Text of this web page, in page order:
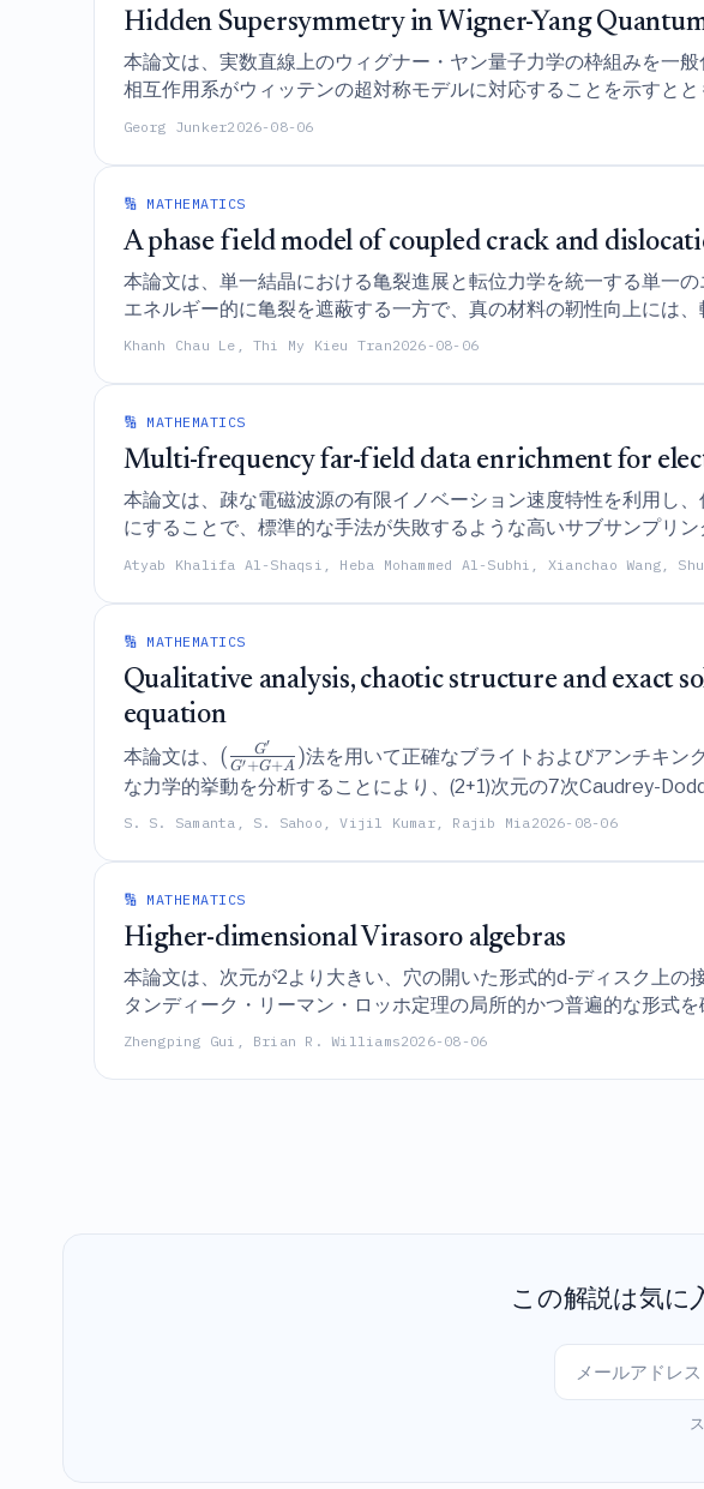
Hidden Supersymmetry in Wigner-Yang
本論文は、実数直線上のウィグナー・ヤン量子力学の枠組みを一
相互作用系がウィッテンの超対称モデルに対応することを示すと
シャルの間のフック・ニュートン双対性を確立するものである。
Georg Junker2026-08-06
🔢 MATHEMATICS
A phase field model of coupled crack and
本論文は、単一結晶における亀裂進展と転位力学を統一する単一
エネルギー的に亀裂を遮蔽する一方で、真の材料の靭性向上には
いる。
Khanh Chau Le, Thi My Kieu Tran2026-08-06
🔢 MATHEMATICS
Multi-frequency far-field data enrichment for
本論文は、疎な電磁波源の有限イノベーション速度特性を利用し
にすることで、標準的な手法が失敗するような高いサブサンプリ
の再構成フレームワークを提案する。
Atyab Khalifa Al-Shaqsi, Heba Mohammed Al-Subhi, Xianchao Wang,
🔢 MATHEMATICS
Qualitative analysis, chaotic structure and exact
equation
本論文は、 ( G′+G+A
G′ )法を用いて正確なブライトおよびアンチキン
な力学的挙動を分析することにより、(2+1)次元の7次Caudrey-
S. S. Samanta, S. Sahoo, Vijil Kumar, Rajib Mia2026-08-06
🔢 MATHEMATICS
Higher-dimensional Virasoro algebras
本論文は、次元が2より大きい、穴の開いた形式的d-ディスク上
タンディーク・リーマン・ロッホ定理の局所的かつ普遍的な形式を
Zhengping Gui, Brian R. Williams2026-08-06
この解説は気に